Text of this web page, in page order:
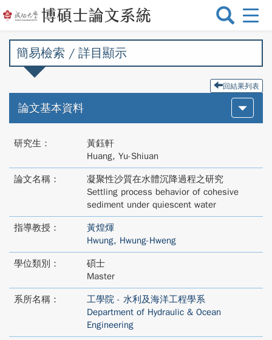
選
切
簡易檢索 / 詳目顯示
回結果列表
論文基本資料
研究生：
黃鈺軒
Huang, Yu-Shiuan
論文名稱：
凝聚性沙質在水體沉降過程之研究
Settling process behavior of cohesive
sediment under quiescent water
指導教授：
黃煌煇
Hwung, Hwung-Hweng
學位類別：
碩士
Master
系所名稱：
工學院 - 水利及海洋工程學系
Department of Hydraulic & Ocean
Engineering